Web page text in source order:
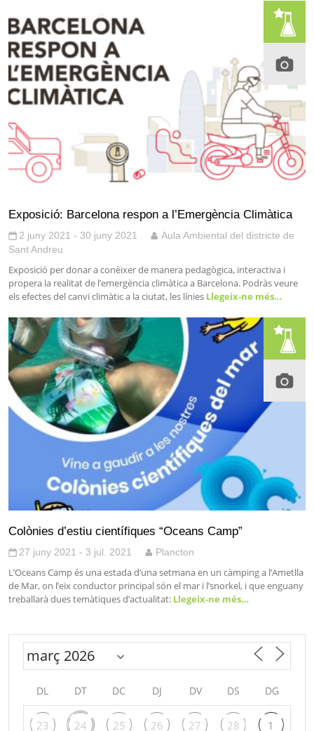
Exposició: Barcelona respon a l’Emergència Climàtica
2 juny 2021 - 30 juny 2021
Aula Ambiental del districte de
Sant Andreu
Exposició per donar a conèixer de manera pedagògica, interactiva i
propera la realitat de l’emergència climàtica a Barcelona. Podràs veure
els efectes del canvi climàtic a la ciutat, les línies Llegeix-ne més…
Colònies d’estiu científiques “Oceans Camp”
27 juny 2021 - 3 jul. 2021 Plancton
L’Oceans Camp és una estada d’una setmana en un càmping a l’Ametlla
de Mar, on l’eix conductor principal són el mar i l’snorkel, i que enguany
treballarà dues temàtiques d’actualitat: Llegeix-ne més…
DL DT DC DJ DV DS DG
23 24 25 26 27 28 1